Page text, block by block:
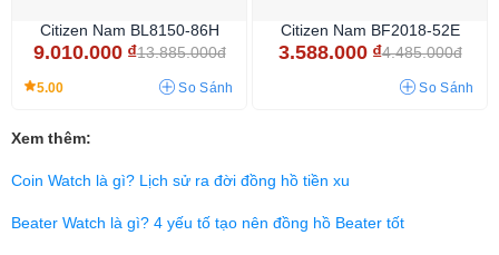
Citizen Nam BL8150-86H
9.010.000 ₫13.885.000đ
5.00 So Sánh
Citizen Nam BF2018-52E
3.588.000 ₫4.485.000đ
So Sánh
Xem thêm:
Coin Watch là gì? Lịch sử ra đời đồng hồ tiền xu
Beater Watch là gì? 4 yếu tố tạo nên đồng hồ Beater tốt